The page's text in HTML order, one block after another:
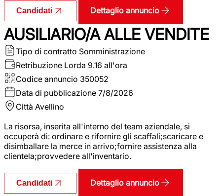
Candidati Dettaglio annuncio
AUSILIARIO/A ALLE VENDITE
Tipo di contratto Somministrazione
Retribuzione Lorda 9.16 all'ora
Codice annuncio 350052
Data di pubblicazione 7/8/2026
Città Avellino
La risorsa, inserita all'interno del team aziendale, si
occuperà di: ordinare e rifornire gli scaffali;scaricare e
disimballare la merce in arrivo;fornire assistenza alla
clientela;provvedere all'inventario.
Candidati Dettaglio annuncio